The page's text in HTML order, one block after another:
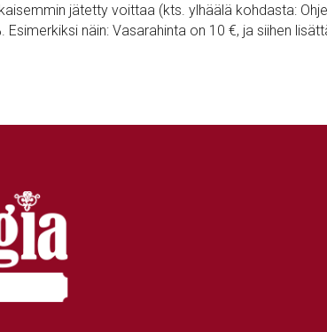
jätetty voittaa (kts. ylhäälä kohdasta:
näin: Vasarahinta on 10 €, ja siihen